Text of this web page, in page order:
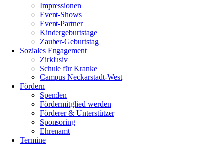
Impressionen
Event-Shows
Event-Partner
Kindergeburtstage
Zauber-Geburtstag
Soziales Engagement
Zirklusiv
Schule für Kranke
Campus Neckarstadt-West
Fördern
Spenden
Fördermitglied werden
Förderer & Unterstützer
Sponsoring
Ehrenamt
Termine